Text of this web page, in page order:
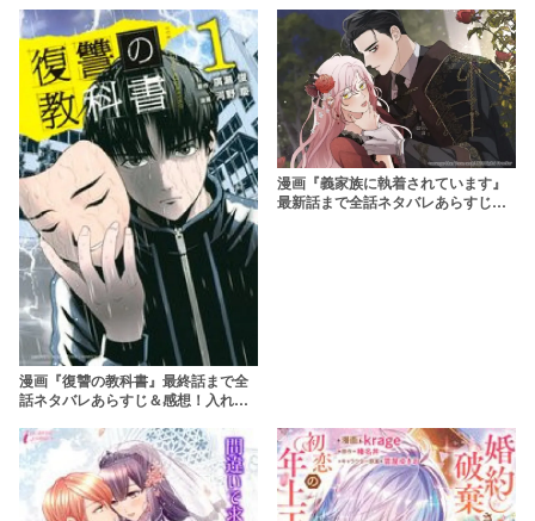
讐劇が始まる！
漫画『復讐の教科書』最終話まで全
話ネタバレあらすじ＆感想！入れ替
る
漫画『義家族に執着されています』
最新話まで全話ネタバレあらすじ＆